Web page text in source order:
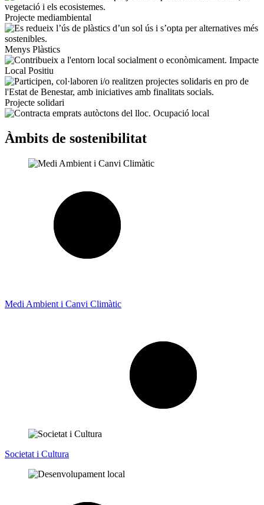
Projecte mediambiental
Menys Plàstics
Impacte
Local Positiu
Projecte solidari
Ocupació local
Àmbits de sostenibilitat
Medi Ambient i Canvi Climàtic
Societat i Cultura